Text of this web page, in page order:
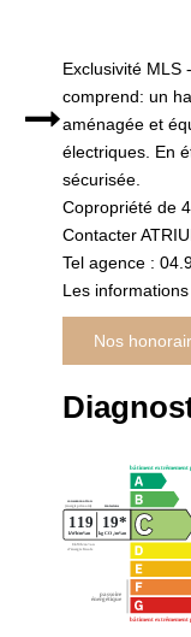
Exclusivité MLS
comprend: un
aménagée et
électriques. En
sécurisée.
Copropriété de
Contacter
Tel agence :
Les
Nos